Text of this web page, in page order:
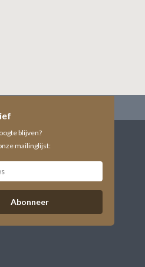
blijven?
mailinglijst:
Abonneer